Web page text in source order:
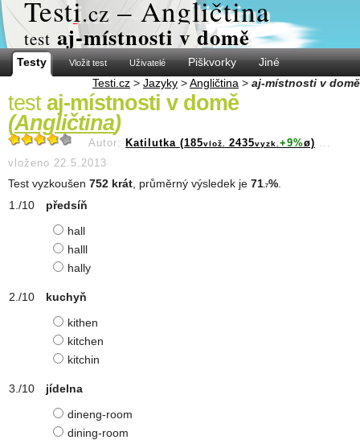
Testi.cz – Angličtina
test aj-místnosti v domě
Testy Vložit test Uživatelé Piškvorky
Jiné
Testi.cz > Jazyky >Angličtina > aj-místnosti v domě
test aj-místnosti v domě
(Angličtina)
Autor: Katilutka (185vlož. 2435vyzk. +9%ø) ...
vloženo 22.5.2013
Test vyzkoušen 752 krát , průměrný výsledek je 71 .7%
předsíň
hall
halll
hally
kuchyň
kithen
kitchen
kitchin
jídelna
dineng-room
dining-room